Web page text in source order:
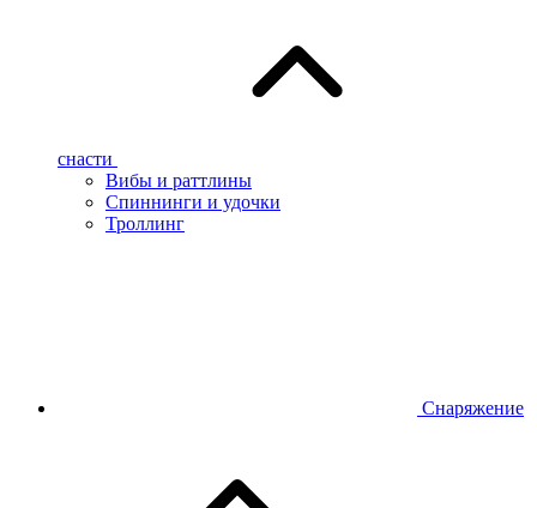
снасти
Вибы и раттлины
Спиннинги и удочки
Троллинг
Снаряжение